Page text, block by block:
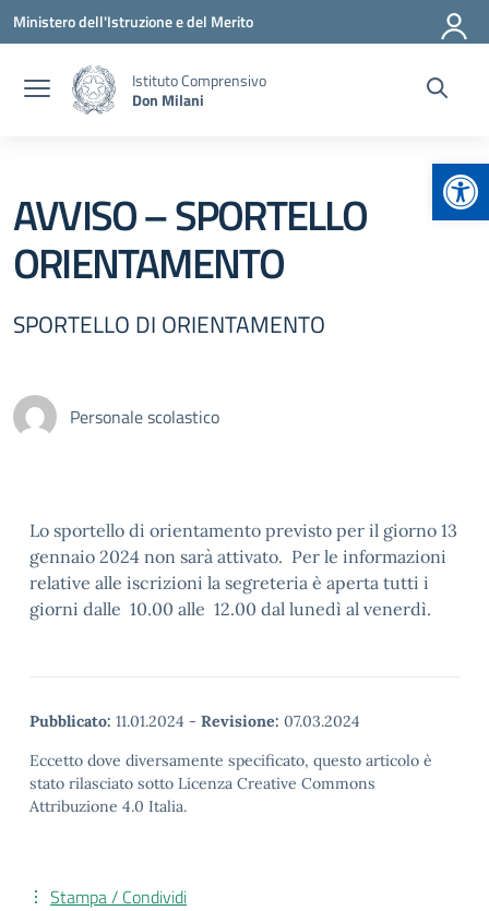
Vai ai contenuti
Vai al menu di navigazione
Vai al footer
Ministero dell'Istruzione e del Merito
Istituto Comprensivo
Don Milani
AVVISO – SPORTELLO
ORIENTAMENTO
SPORTELLO DI ORIENTAMENTO
Personale scolastico
Lo sportello di orientamento previsto per il giorno 13
gennaio 2024 non sarà attivato. Per le informazioni
relative alle iscrizioni la segreteria è aperta tutti i
giorni dalle 10.00 alle 12.00 dal lunedì al venerdì.
Pubblicato: 11.01.2024 - Revisione: 07.03.2024
Eccetto dove diversamente specificato, questo articolo è
stato rilasciato sotto Licenza Creative Commons
Attribuzione 4.0 Italia.
Stampa / Condividi